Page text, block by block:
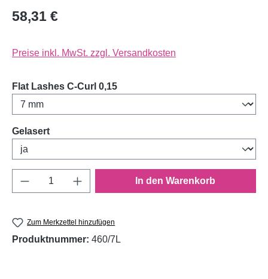
58,31 €
Preise inkl. MwSt. zzgl. Versandkosten
Flat Lashes C-Curl 0,15auswählen
Gelasertauswählen
Produkt Anzahl: Gib den gewünschten
In den Warenkorb
Zum Merkzettel hinzufügen
Produktnummer: 460/7L